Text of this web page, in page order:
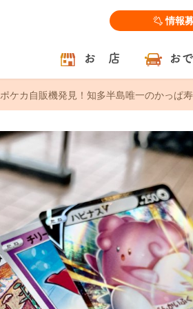
情報
お 店 お
ポケカ自販機発見！知多半島唯一のかっぱ